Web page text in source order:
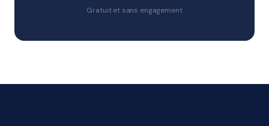
Gratuit et sans engagement